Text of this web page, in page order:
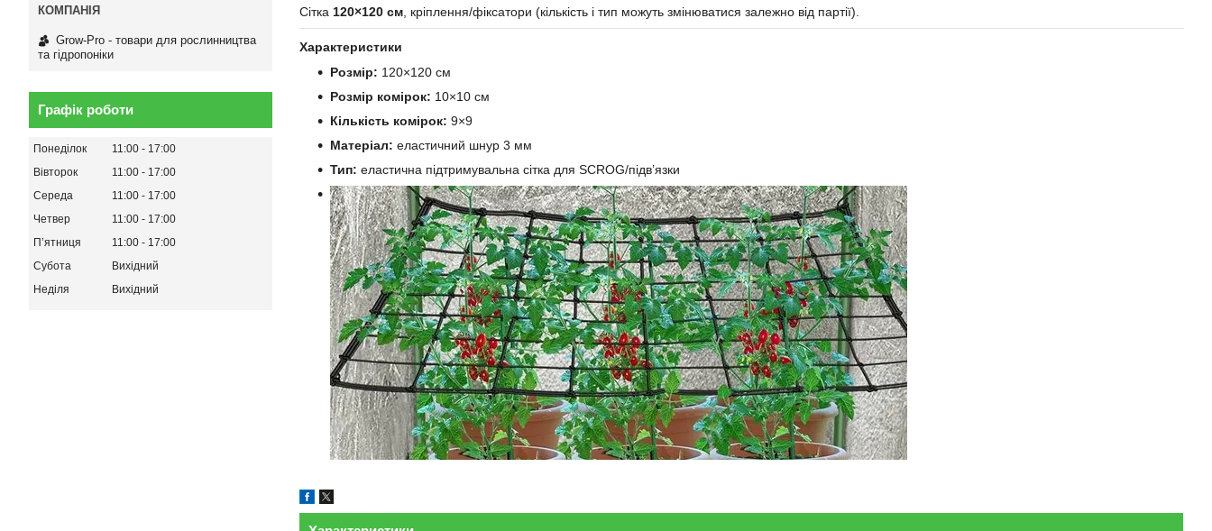
Сітка 120×120 см, кріплення/фіксатори (кількість і тип можуть змінюватися залежно від партії).
Характеристики
Розмір: 120×120 см
Розмір комірок: 10×10 см
Кількість комірок: 9×9
Матеріал: еластичний шнур 3 мм
Тип: еластична підтримувальна сітка для SCROG/підв’язки
Grow-Pro - товари для рослинництва
та гідропоніки
Графік роботи
Понеділок 11:00
17:00
Вівторок
11:00
17:00
Середа
11:00
17:00
Четвер
11:00
17:00
Пʼятниця
11:00
17:00
Субота
Вихідний
Неділя
Вихідний